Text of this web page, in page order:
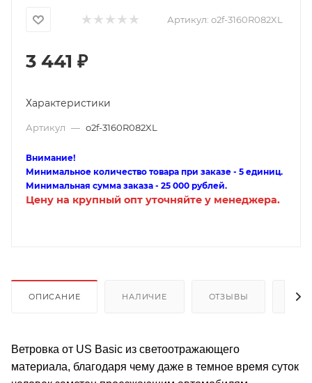
Артикул: o2f-3160R082XL
3 441 ₽
Характеристики
Артикул — o2f-3160R082XL
Внимание!
Минимальное количество товара при заказе - 5 единиц.
Минимальная сумма заказа - 25 000 рублей.
Цену на крупный опт уточняйте у менеджера.
ОПИСАНИЕ НАЛИЧИЕ ОТЗЫВЫ
Ветровка от US Basic из светоотражающего
материала, благодаря чему даже в темное время суток